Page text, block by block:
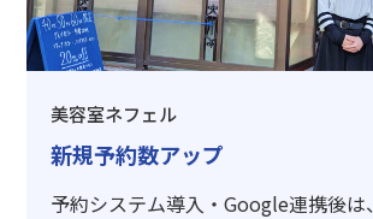
美容室ネフェル
新規予約数アップ
予約システム導入・Google連携後は、